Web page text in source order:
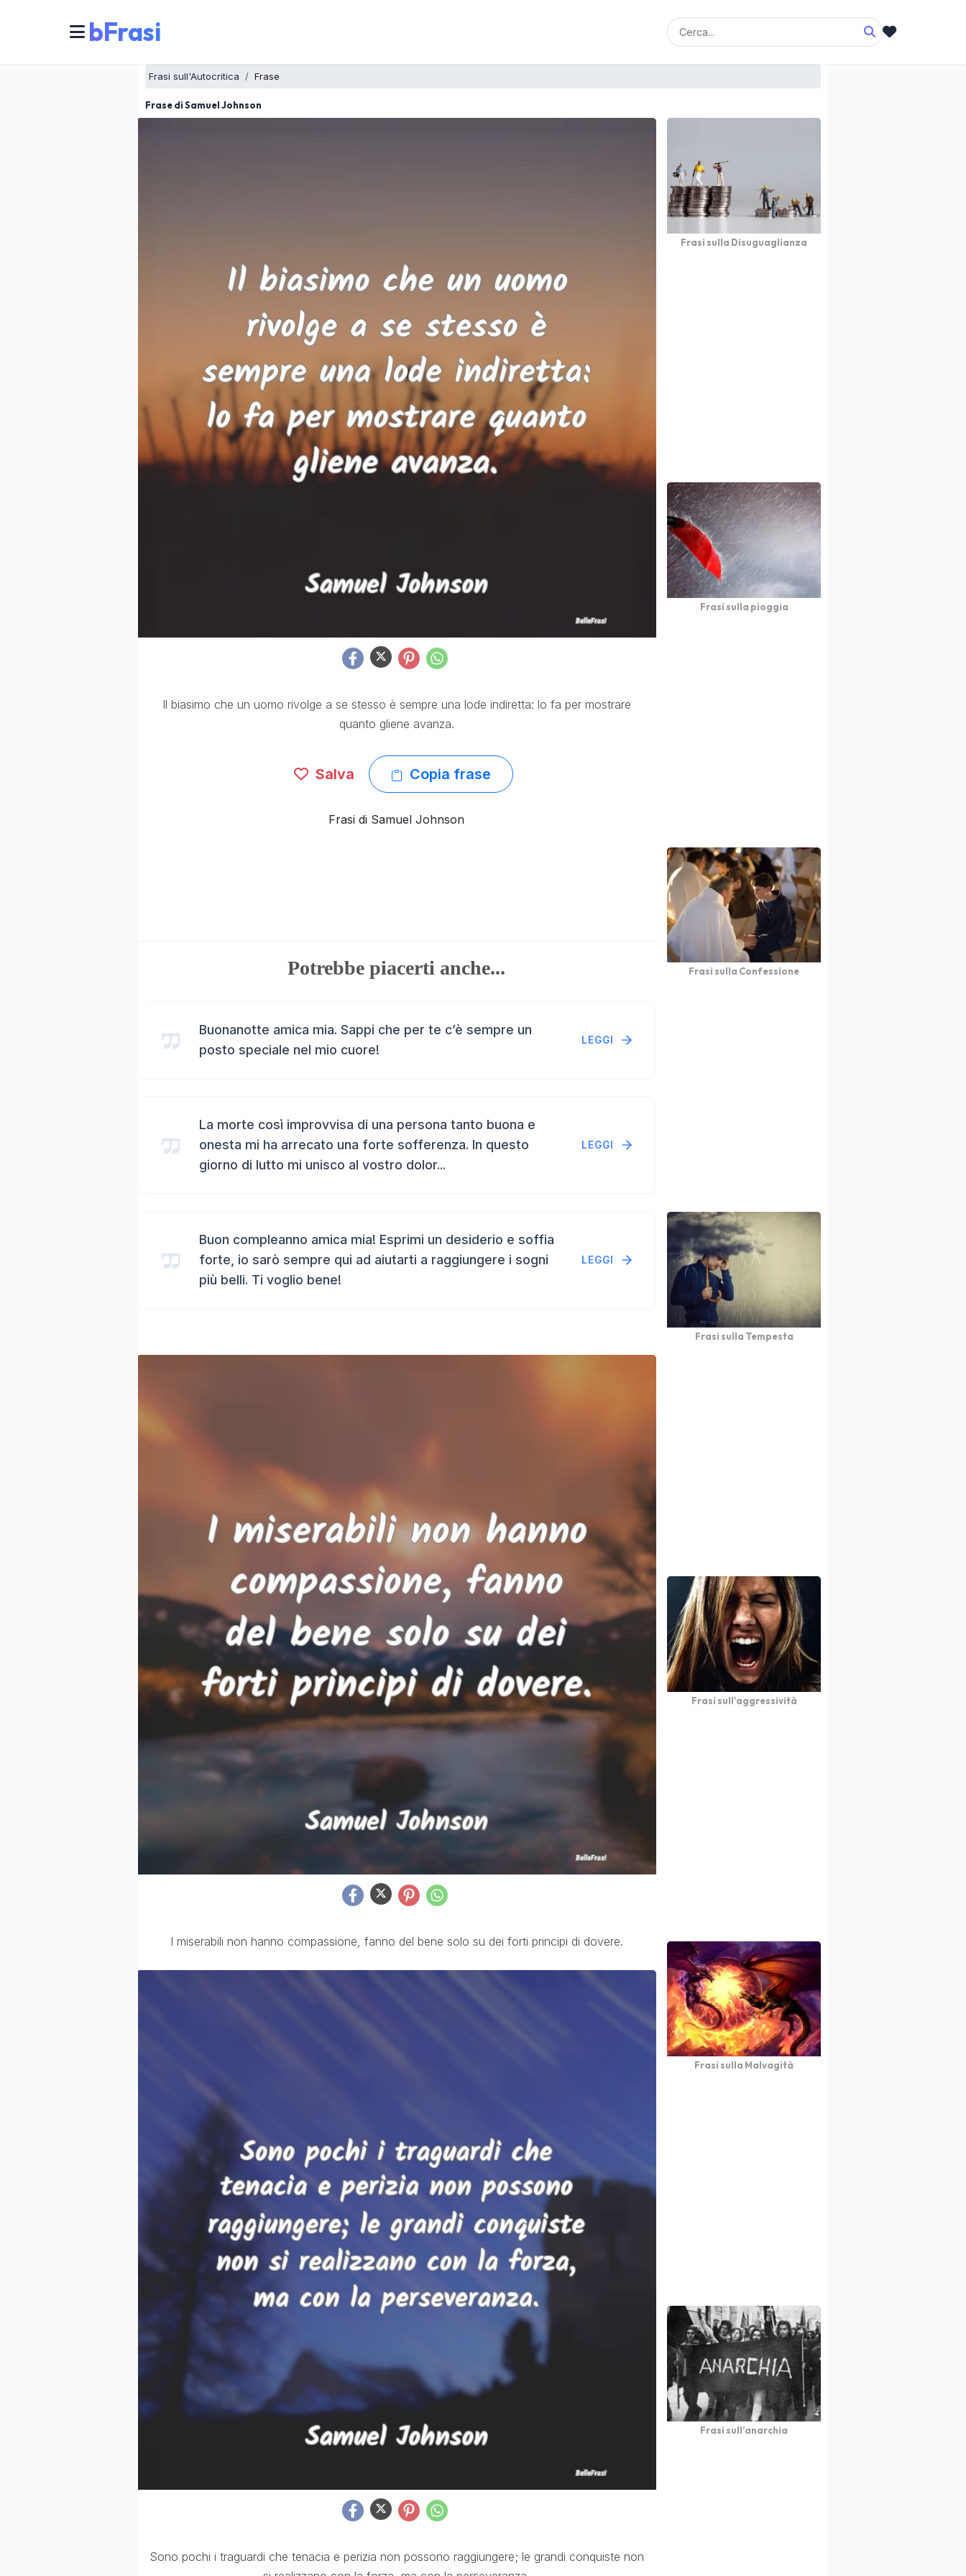
bFrasi
Frasi sull'Autocritica Frase
Frase di Samuel Johnson
Il biasimo che un uomo rivolge a se stesso è sempre una lode indiretta: lo fa per mostrare
quanto gliene avanza.
Salva Copia frase
Frasi di Samuel Johnson
Potrebbe piacerti anche...
Buonanotte amica mia. Sappi che per te c’è sempre un
posto speciale nel mio cuore!
LEGGI
La morte così improvvisa di una persona tanto buona e
onesta mi ha arrecato una forte sofferenza. In questo
giorno di lutto mi unisco al vostro dolor...
LEGGI
Buon compleanno amica mia! Esprimi un desiderio e soffia
forte, io sarò sempre qui ad aiutarti a raggiungere i sogni
più belli. Ti voglio bene!
LEGGI
I miserabili non hanno compassione, fanno del bene solo su dei forti principi di dovere.
Sono pochi i traguardi che tenacia e perizia non possono raggiungere; le grandi conquiste non
Frasi sulla Disuguaglianza
Frasi sulla pioggia
Frasi sulla Confessione
Frasi sulla Tempesta
Frasi sull’aggressività
Frasi sulla Malvagità
Frasi sull’anarchia